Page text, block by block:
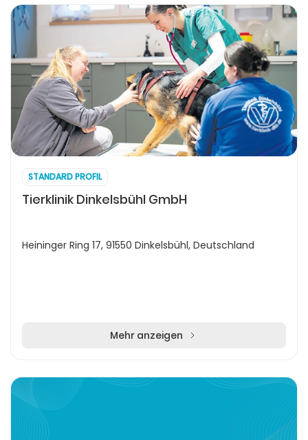
STANDARD PROFIL
Tierklinik Dinkelsbühl GmbH
Heininger Ring 17, 91550 Dinkelsbühl, Deutschland
Mehr anzeigen